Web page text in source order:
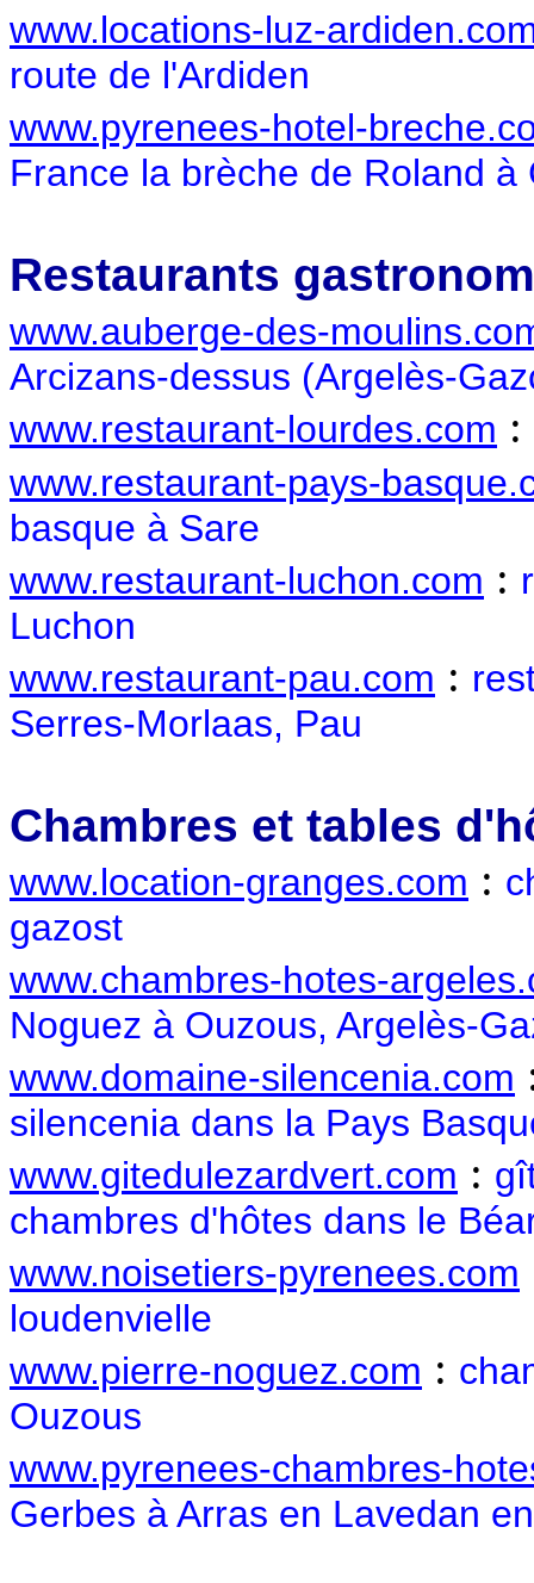
www.locations-luz-
route de l'Ardiden
www.pyrenees-hotel-
France la brèche de Roland à
Restaurants
www.auberge-des-
Arcizans-dessus (Argelès-
www.restaurant-lourdes.com :
www.restaurant-pays-
basque à Sare
www.restaurant-luchon.com :
Luchon
www.restaurant-pau.com :
Serres-Morlaas, Pau
Chambres et tables
www.location-granges.com :
gazost
www.chambres-hotes-
Noguez à Ouzous, Argelès-
www.domaine-silencenia.com
silencenia dans la Pays
www.gitedulezardvert.com :
chambres d'hôtes dans le
www.noisetiers-pyrenees.com
loudenvielle
www.pierre-noguez.com :
Ouzous
www.pyrenees-chambres-
Gerbes à Arras en Lavedan